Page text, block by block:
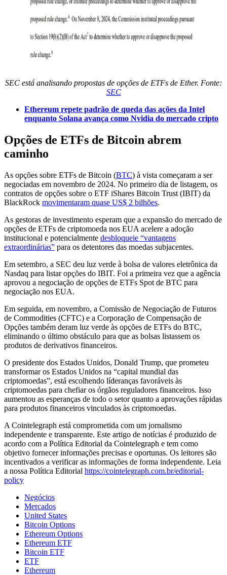
SEC está analisando propostas de opções de ETFs de Ether. Fonte:
SEC
Ethereum repete padrão de queda das ações da Intel
enquanto Solana avança como Nvidia do mercado cripto
Opções de ETFs de Bitcoin abrem
caminho
As opções sobre ETFs de Bitcoin (BTC) à vista começaram a ser
negociadas em novembro de 2024. No primeiro dia de listagem, os
contratos de opções sobre o ETF iShares Bitcoin Trust (IBIT) da
BlackRock movimentaram quase US$ 2 bilhões.
As gestoras de investimento esperam que a expansão do mercado de
opções de ETFs de criptomoeda nos EUA acelere a adoção
institucional e potencialmente desbloqueie “vantagens
extraordinárias” para os detentores das moedas subjacentes.
Em setembro, a SEC deu luz verde à bolsa de valores eletrônica da
Nasdaq para listar opções do IBIT. Foi a primeira vez que a agência
aprovou a negociação de opções de ETFs Spot de BTC para
negociação nos EUA.
Em seguida, em novembro, a Comissão de Negociação de Futuros
de Commodities (CFTC) e a Corporação de Compensação de
Opções também deram luz verde às opções de ETFs do BTC,
eliminando o último obstáculo para que as bolsas listassem os
produtos de derivativos financeiros.
O presidente dos Estados Unidos, Donald Trump, que prometeu
transformar os Estados Unidos na “capital mundial das
criptomoedas”, está escolhendo líderanças favoráveis às
criptomoedas para chefiar os órgãos reguladores financeiros. Isso
aumentou as esperanças de todo o setor quanto a aprovações rápidas
para produtos financeiros vinculados às criptomoedas.
A Cointelegraph está comprometida com um jornalismo
independente e transparente. Este artigo de notícias é produzido de
acordo com a Política Editorial da Cointelegraph e tem como
objetivo fornecer informações precisas e oportunas. Os leitores são
incentivados a verificar as informações de forma independente. Leia
a nossa Política Editorial https://cointelegraph.com.br/editorial-
policy
Negócios
Mercados
United States
Bitcoin Options
Ethereum Options
Ethereum ETF
Bitcoin ETF
ETF
Ethereum